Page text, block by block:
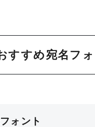
すすめ宛名フォ
ォント